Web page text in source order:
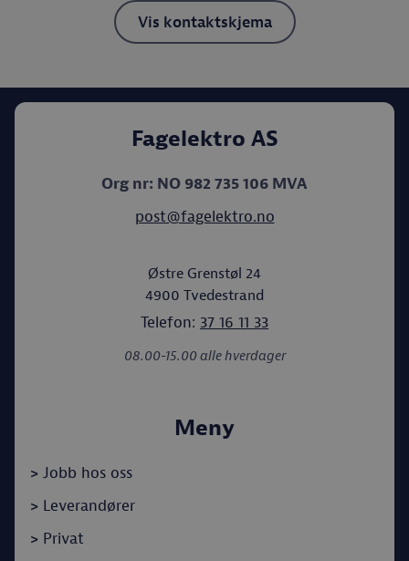
Vis kontaktskjema
Fagelektro AS
Org nr: NO 982 735 106 MVA
post@fagelektro.no
Østre Grenstøl 24
4900 Tvedestrand
Telefon: 37 16 11 33
08.00-15.00 alle hverdager
Meny
> Jobb hos oss
> Leverandører
> Privat